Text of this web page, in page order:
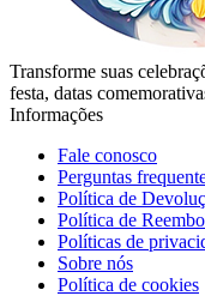
Transforme suas
festa, datas
Informações
Fale conosco
Perguntas
Política de
Política de
Políticas de
Sobre nós
Política de cookies